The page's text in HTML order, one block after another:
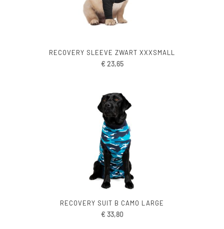
RECOVERY SLEEVE ZWART XXXSMALL
€ 23,65
RECOVERY SUIT B CAMO LARGE
€ 33,80